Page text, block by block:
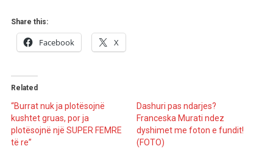
Share this:
Facebook X
Related
“Burrat nuk ja plotësojnë
kushtet gruas, por ja
plotësojnë një SUPER FEMRE
të re”
Dashuri pas ndarjes?
Franceska Murati ndez
dyshimet me foton e fundit!
(FOTO)